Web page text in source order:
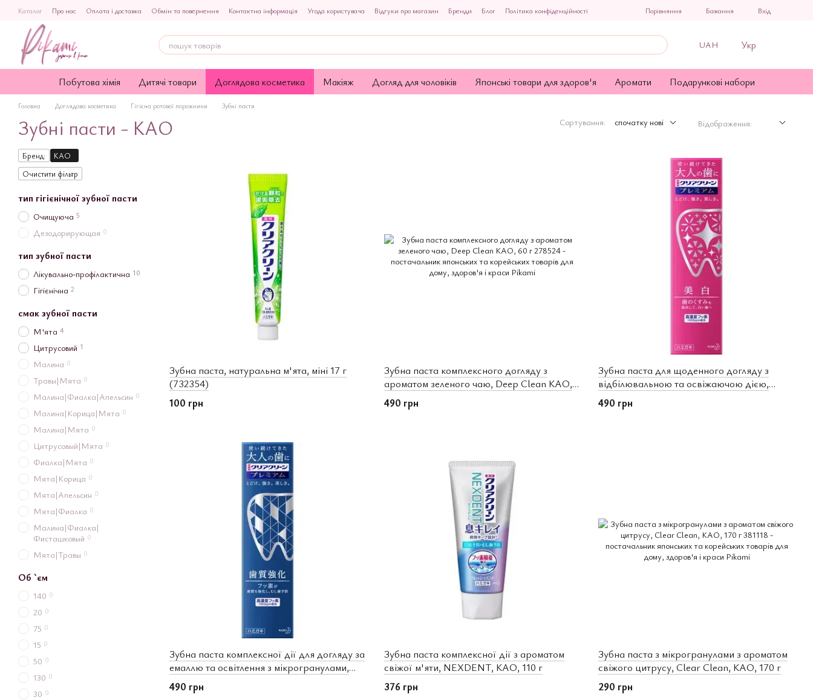
Перейти до основного контенту
Каталог Про нас Оплата і доставка Обмін та повернення Контактна інформація Угода користувача Відгуки про магазин Бренди Блог
Політика конфіденційності
Порівняння Бажання Вхід
UAH Укр
Побутова хімія Дитячі товари Доглядова косметика Макіяж Догляд для чоловіків Японські товари для здоров'я Аромати Подарункові набори
Головна Доглядова косметика Гігієна ротової порожнини Зубні пасти
Зубні пасти - KAO Сортування: спочатку нові Відображення:
Зубна паста, натуральна м'ята, міні 17 г
(732354)
100 грн
Зубна паста комплексного догляду з
ароматом зеленого чаю, Deep Clean КАО,
60 г
490 грн
Зубна паста для щоденного догляду з
відбілювальною та освіжаючою дією,
м’ята, Clear Clean, КАО, 100 г
490 грн
Зубна паста комплексної дії для догляду за
емаллю та освітлення з мікрогранулами,
прохолодна м’ята Clear Clean, КАО, 110 г
490 грн
Зубна паста комплексної дії з ароматом
свіжої м'яти, NEXDENT, КАО, 110 г
376 грн
Зубна паста з мікрогранулами з ароматом
свіжого цитрусу, Clear Clean, КАО, 170 г
290 грн
Бренд:
KAO
Очистити фільтр
тип гігієнічної зубної пасти
Очищуюча 5
Дезодорирующая 0
тип зубної пасти
Лікувально-профілактична 10
Гігієнічна 2
смак зубної пасти
М'ята 4
Цитрусовий 1
Малина 0
Травы|Мята 0
Малина|Фиалка|Апельсин 0
Малина|Корица|Мята 0
Малина|Мята 0
Цитрусовый|Мята 0
Фиалка|Мята 0
Мята|Корица 0
Мята|Апельсин 0
Мята|Фиалка 0
Малина|Фиалка|
Фисташковый 0
Мята|Травы 0
Об `єм
140 0
20 0
75 0
15 0
50 0
130 0
30 0